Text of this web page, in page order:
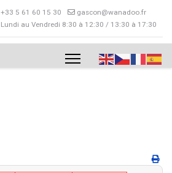
+33 5 61 60 15 30
gascon@wanadoo.fr
Lundi au Vendredi 8:30 à 12:30 / 13:30 à 17:30